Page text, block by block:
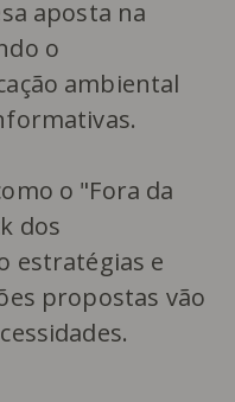
aposta na
o
ambiental
o "Fora da
dos
estratégias e
propostas vão